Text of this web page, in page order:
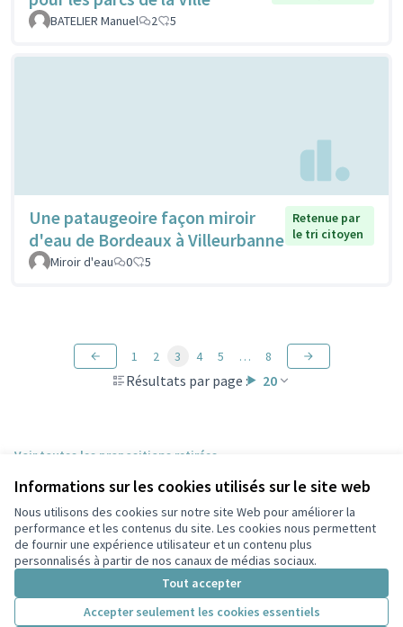
Informations sur les cookies utilisés sur le site web
Nous utilisons des cookies sur notre site Web pour améliorer la
performance et les contenus du site. Les cookies nous permettent
de fournir une expérience utilisateur et un contenu plus
personnalisés à partir de nos canaux de médias sociaux.
Tout accepter
Accepter seulement les cookies essentiels
BATELIER Manuel
2 5
Une pataugeoire façon miroir
d'eau de Bordeaux à Villeurbanne
Retenue par
le tri citoyen
Miroir d'eau
0 5
Résultats par page : 20
1 2 3 4 5 … 8
Voir toutes les propositions retirées
Conditions d'utilisation
Paramètres des cookies
Participez Villeurbanne sur X
(Lien externe)
Participez Villeurbanne sur Facebook
Participez Villeurbanne sur Instagram
Participez Villeurbanne sur YouTube
(Lien externe)